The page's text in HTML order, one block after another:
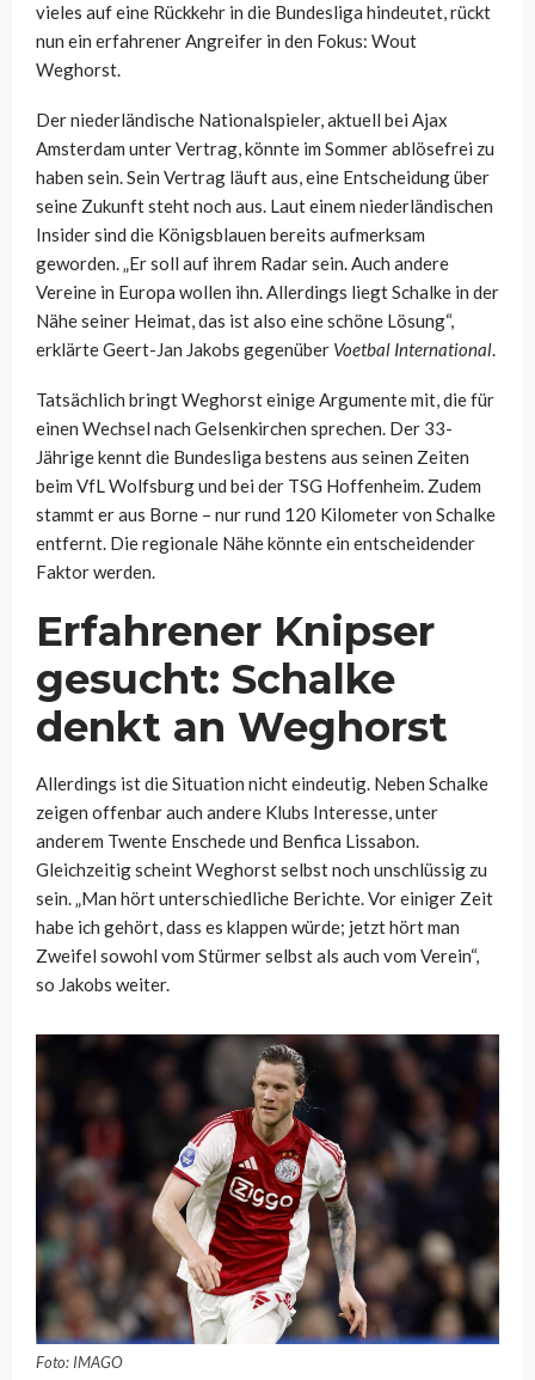
vieles auf eine Rückkehr in die Bundesliga hindeutet, rückt
nun ein erfahrener Angreifer in den Fokus: Wout
Weghorst.
Der niederländische Nationalspieler, aktuell bei Ajax
Amsterdam unter Vertrag, könnte im Sommer ablösefrei zu
haben sein. Sein Vertrag läuft aus, eine Entscheidung über
seine Zukunft steht noch aus. Laut einem niederländischen
Insider sind die Königsblauen bereits aufmerksam
geworden. „Er soll auf ihrem Radar sein. Auch andere
Vereine in Europa wollen ihn. Allerdings liegt Schalke in der
Nähe seiner Heimat, das ist also eine schöne Lösung“,
erklärte Geert-Jan Jakobs gegenüber Voetbal International.
Tatsächlich bringt Weghorst einige Argumente mit, die für
einen Wechsel nach Gelsenkirchen sprechen. Der 33-
Jährige kennt die Bundesliga bestens aus seinen Zeiten
beim VfL Wolfsburg und bei der TSG Hoffenheim. Zudem
stammt er aus Borne – nur rund 120 Kilometer von Schalke
entfernt. Die regionale Nähe könnte ein entscheidender
Faktor werden.
Erfahrener Knipser
gesucht: Schalke
denkt an Weghorst
Allerdings ist die Situation nicht eindeutig. Neben Schalke
zeigen offenbar auch andere Klubs Interesse, unter
anderem Twente Enschede und Benfica Lissabon.
Gleichzeitig scheint Weghorst selbst noch unschlüssig zu
sein. „Man hört unterschiedliche Berichte. Vor einiger Zeit
habe ich gehört, dass es klappen würde; jetzt hört man
Zweifel sowohl vom Stürmer selbst als auch vom Verein“,
so Jakobs weiter.
Foto: IMAGO